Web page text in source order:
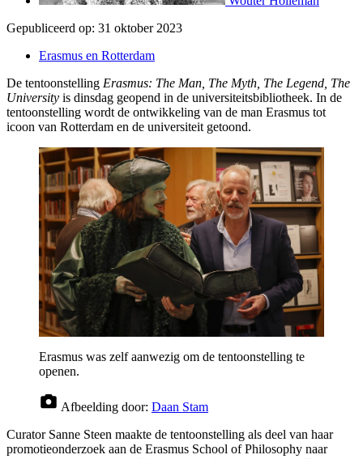
Gepubliceerd op: 31 oktober 2023
Erasmus en Rotterdam
De tentoonstelling Erasmus: The Man, The Myth, The Legend, The
University is dinsdag geopend in de universiteitsbibliotheek. In de
tentoonstelling wordt de ontwikkeling van de man Erasmus tot
icoon van Rotterdam en de universiteit getoond.
Erasmus was zelf aanwezig om de tentoonstelling te
openen.
Afbeelding door: Daan Stam
Curator Sanne Steen maakte de tentoonstelling als deel van haar
promotieonderzoek aan de Erasmus School of Philosophy naar